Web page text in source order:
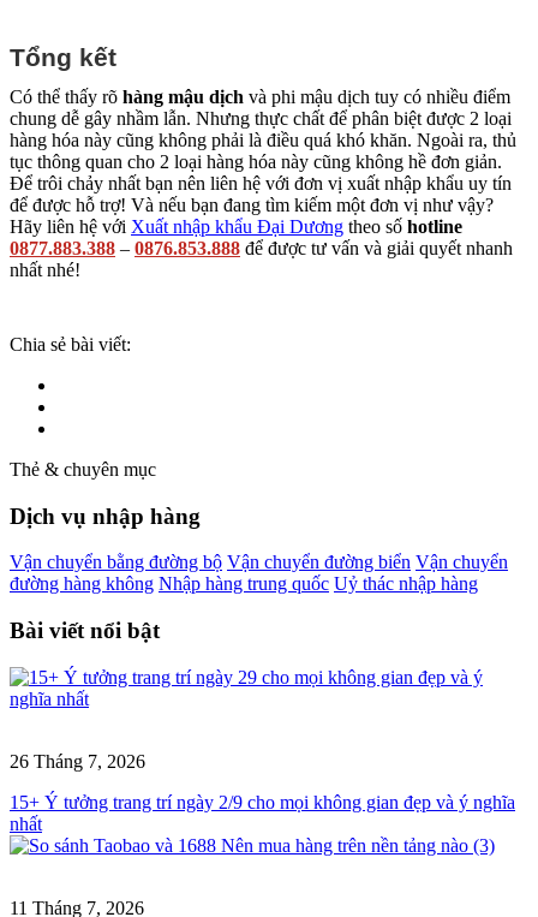
Tổng kết
Có thể thấy rõ hàng mậu dịch và phi mậu dịch tuy có nhiều điểm
chung dễ gây nhầm lẫn. Nhưng thực chất để phân biệt được 2 loại
hàng hóa này cũng không phải là điều quá khó khăn. Ngoài ra, thủ
tục thông quan cho 2 loại hàng hóa này cũng không hề đơn giản.
Để trôi chảy nhất bạn nên liên hệ với đơn vị xuất nhập khẩu uy tín
để được hỗ trợ! Và nếu bạn đang tìm kiếm một đơn vị như vậy?
Hãy liên hệ với Xuất nhập khẩu Đại Dương theo số hotline
0877.883.388 – 0876.853.888 để được tư vấn và giải quyết nhanh
nhất nhé!
Chia sẻ bài viết:
Thẻ & chuyên mục
Dịch vụ nhập hàng
Vận chuyển bằng đường bộ Vận chuyển đường biển Vận chuyển
đường hàng không Nhập hàng trung quốc Uỷ thác nhập hàng
Bài viết nổi bật
26 Tháng 7, 2026
15+ Ý tưởng trang trí ngày 2/9 cho mọi không gian đẹp và ý nghĩa
nhất
11 Tháng 7, 2026